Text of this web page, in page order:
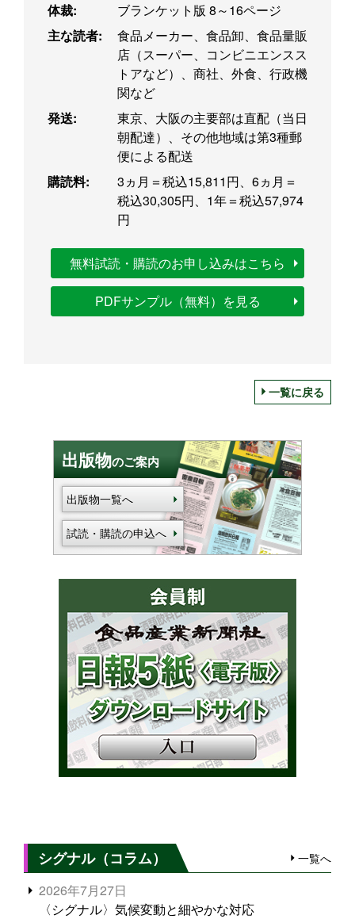
体裁:
ブランケット版 8～16ページ
主な読者:
食品メーカー、食品卸、食品量販
店（スーパー、コンビニエンスス
トアなど）、商社、外食、行政機
関など
発送:
東京、大阪の主要部は直配（当日
朝配達）、その他地域は第3種郵
便による配送
購読料:
3ヵ月＝税込15,811円、6ヵ月＝
税込30,305円、1年＝税込57,974
円
無料試読・購読のお申し込みはこちら
PDFサンプル（無料）を見る
一覧に戻る
出版物のご案内
出版物一覧へ
試読・購読の申込へ
シグナル（コラム） 一覧へ
2026年7月27日
〈シグナル〉気候変動と細やかな対応